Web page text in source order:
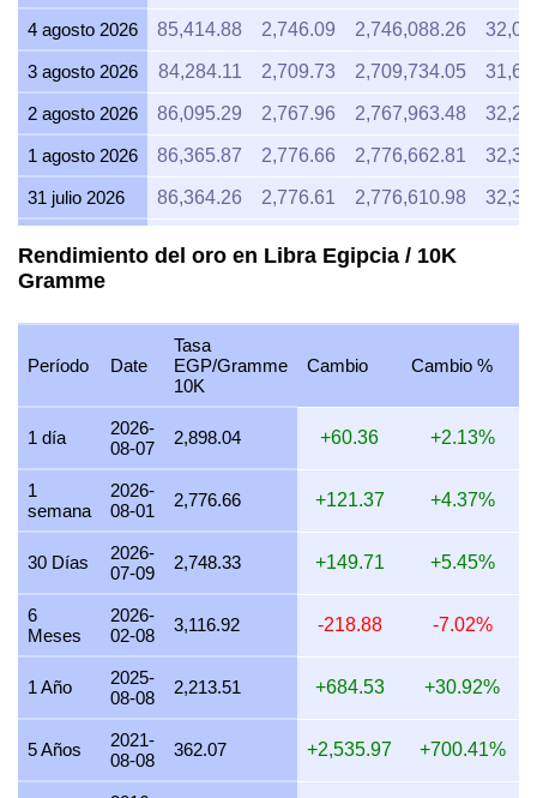
4 agosto 2026 85,414.88 2,746.09 2,746,088.26
3 agosto 2026 84,284.11 2,709.73 2,709,734.05
2 agosto 2026 86,095.29 2,767.96 2,767,963.48
1 agosto 2026 86,365.87 2,776.66 2,776,662.81
31 julio 2026 86,364.26 2,776.61 2,776,610.98
29 julio 2026
28 julio 2026 84,911.46 2,729.90 2,729,903.34
27 julio 2026 86,319.85 2,775.18 2,775,183.21
26 julio 2026 86,718.76 2,788.01 2,788,008.23
25 julio 2026 86,729.59 2,788.36 2,788,356.36
24 julio 2026 87,042.99 2,798.43 2,798,432.02
23 julio 2026 86,610.06 2,784.51
22 julio 2026 88,772.03 2,854.02 2,854,020.85
21 julio 2026 86,491.22 2,780.69 2,780,692.86
20 julio 2026 85,230.30 2,740.15
19 julio 2026 84,554.25
18 julio 2026 84,571.52 2,718.97 2,718,974.38
17 julio 2026 84,653.25 2,721.60
Rendimiento del oro en Libra Egipcia / 10K
Gramme
Período Date
Tasa
EGP/Gramme
10K
Cambio Cambio %
1 día
2026-
08-07
2,898.04 +60.36 +2.13%
1
semana
2026-
08-01
2,776.66 +121.37 +4.37%
30 Días
2026-
07-09
2,748.33 +149.71 +5.45%
6
Meses
2026-
02-08
3,116.92 -218.88 -7.02%
1 Año
2025-
08-08
2,213.51 +684.53 +30.92%
5 Años
2021-
08-08
362.07 +2,535.97 +700.41%